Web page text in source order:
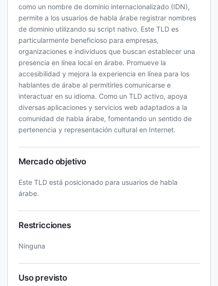
como un nombre de dominio internacionalizado (IDN),
permite a los usuarios de habla árabe registrar nombres
de dominio utilizando su script nativo. Este TLD es
particularmente beneficioso para empresas,
organizaciones e individuos que buscan establecer una
presencia en línea local en árabe. Promueve la
accesibilidad y mejora la experiencia en línea para los
hablantes de árabe al permitirles comunicarse e
interactuar en su idioma. Como un TLD activo, apoya
diversas aplicaciones y servicios web adaptados a la
comunidad de habla árabe, fomentando un sentido de
pertenencia y representación cultural en Internet.
Mercado objetivo
Este TLD está posicionado para usuarios de habla
árabe.
Restricciones
Ninguna
Uso previsto